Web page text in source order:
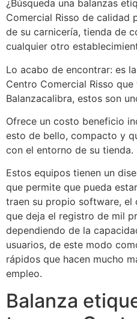
¿Búsqueda una balanzas
Comercial Risso de calidad
de su carnicería, tienda de
cualquier otro
Lo acabo de encontrar: es
Centro Comercial Risso que
Balanzacalibra, estos son
Ofrece un costo beneficio
esto de bello, compacto y
con el entorno de su tienda.
Estos equipos tienen un
que permite que pueda
traen su propio software, el
que deja el registro de mil
dependiendo de la
usuarios, de este modo
rápidos que hacen mucho
empleo.
Balanza